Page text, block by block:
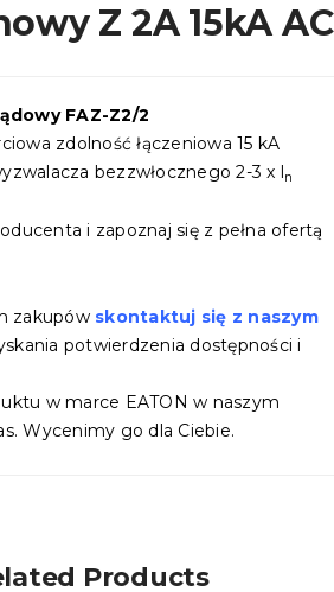
Z 2A 15kA AC
FAZ-Z2/2
zdolność łączeniowa 15 kA
bezzwłocznego 2-3 x ln
i zapoznaj się z pełna ofertą
zakupów skontaktuj się z naszym
potwierdzenia dostępności i
w marce EATON w naszym
Wycenimy go dla Ciebie.
Products